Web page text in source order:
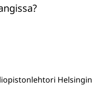
Helsingin